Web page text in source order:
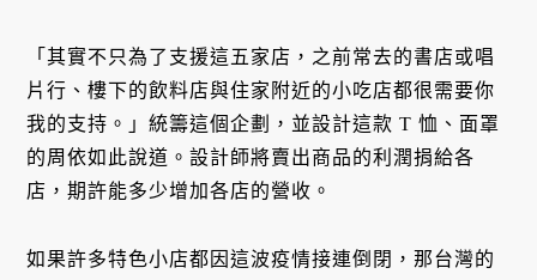
「其實不只為了支援這五家店，之前常去的書店或唱
片行、樓下的飲料店與住家附近的小吃店都很需要你
我的支持。」統籌這個企劃，並設計這款 T 恤、面罩
的周依如此說道。設計師將賣出商品的利潤捐給各
店，期許能多少增加各店的營收。
如果許多特色小店都因這波疫情接連倒閉，那台灣的